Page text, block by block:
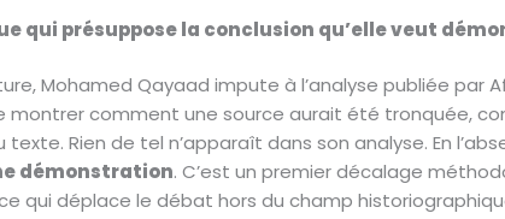
qui présuppose la conclusion qu’elle veut
Mohamed Qayaad impute à l’analyse publiée
montrer comment une source aurait été tronquée,
texte. Rien de tel n’apparaît dans son analyse. En
démonstration. C’est un premier décalage
qui déplace le débat hors du champ